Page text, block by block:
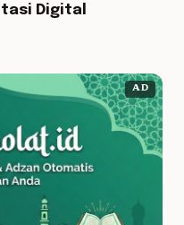
Digital
AD